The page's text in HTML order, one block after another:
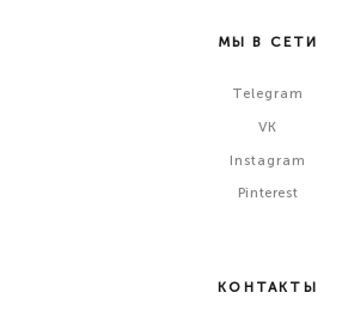
МЫ В СЕТИ
Telegram
VK
Instagram
Pinterest
КОНТАКТЫ